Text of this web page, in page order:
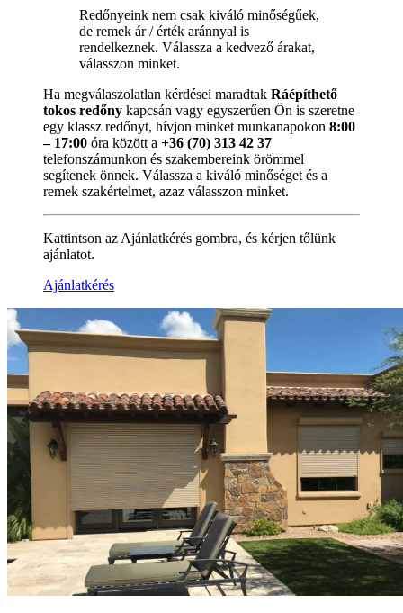
Redőnyeink nem csak kiváló minőségűek,
de remek ár / érték aránnyal is
rendelkeznek. Válassza a kedvező árakat,
válasszon minket.
Ha megválaszolatlan kérdései maradtak Ráépíthető
tokos redőny kapcsán vagy egyszerűen Ön is szeretne
egy klassz redőnyt, hívjon minket munkanapokon 8:00
– 17:00 óra között a +36 (70) 313 42 37
telefonszámunkon és szakembereink örömmel
segítenek önnek. Válassza a kiváló minőséget és a
remek szakértelmet, azaz válasszon minket.
Kattintson az Ajánlatkérés gombra, és kérjen tőlünk
ajánlatot.
Ajánlatkérés